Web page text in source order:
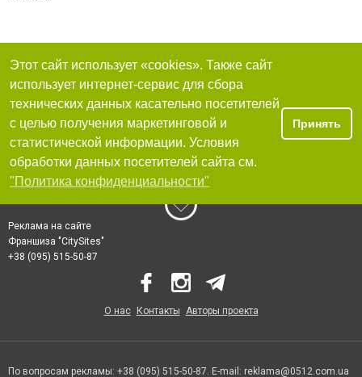
правило, такие вечеринки всегда проходят оживленно, шумно и весело.
Этот сайт использует «cookies». Также сайт
использует интернет-сервис для сбора
технических данных касательно посетителей
с целью получения маркетинговой и
статистической информации. Условия
обработки данных посетителей сайта см.
"Политика конфиденциальности"
Принять
Реклама на сайте
Франшиза "CitySites"
+38 (095) 515-50-87
О нас Контакты Авторы проекта
По вопросам рекламы: +38 (095) 515-50-87. E-mail: reklama@0512.com.ua